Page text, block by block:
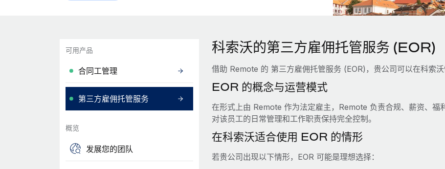
可用产品
合同工管理
第三方雇佣托管服务
概览
发展您的团队
科索沃的第三方雇佣托管服务 (EOR)
借助 Remote 的 第三方雇佣托管服务 (EOR)，贵公司可以在科索
EOR 的概念与运营模式
在形式上由 Remote 作为法定雇主，Remote 负责合规、薪资、福
对该员工的日常管理和工作职责保持完全控制。
在科索沃适合使用 EOR 的情形
若贵公司出现以下情形，EOR 可能是理想选择：